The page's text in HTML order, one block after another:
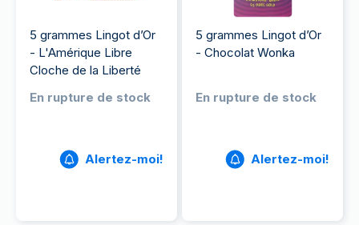
5 grammes Lingot d’Or
- L'Amérique Libre
Cloche de la Liberté
En rupture de stock
Alertez-moi!
5 grammes Lingot d’Or
- Chocolat Wonka
En rupture de stock
Alertez-moi!